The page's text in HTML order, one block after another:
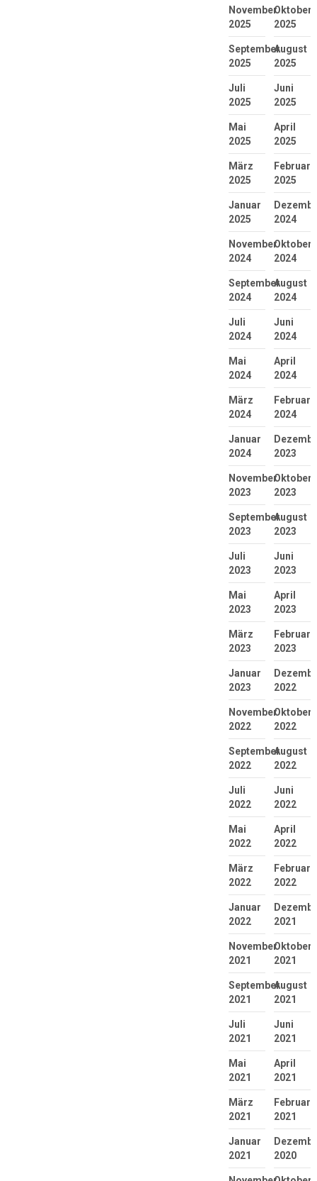
November
2025
Oktober
2025
September
2025
August
2025
Juli
2025
Juni
2025
Mai
2025
April
2025
März
2025
Februar
2025
Januar
2025
2024
November
2024
Oktober
2024
September
2024
August
2024
Juli
2024
Juni
2024
Mai
2024
April
2024
März
2024
Februar
2024
Januar
2024
2023
November
2023
Oktober
2023
September
2023
August
2023
Juli
2023
Juni
2023
Mai
2023
April
2023
März
2023
Februar
2023
Januar
2023
2022
November
2022
Oktober
2022
September
2022
August
2022
Juli
2022
Juni
2022
Mai
2022
April
2022
März
2022
Februar
2022
Januar
2022
2021
November
2021
Oktober
2021
September
2021
August
2021
Juli
2021
Juni
2021
Mai
2021
April
2021
März
2021
Februar
2021
Januar
2021
2020